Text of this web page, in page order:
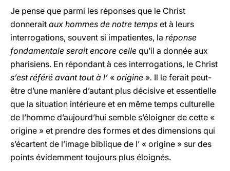
Je pense que parmi les réponses que le Christ
donnerait aux hommes de notre temps et à leurs
interrogations, souvent si impatientes, la réponse
fondamentale serait encore celle qu’il a donnée aux
pharisiens. En répondant à ces interrogations, le Christ
s’est référé avant tout à l’ « origine ». Il le ferait peut-
être d’une manière d’autant plus décisive et essentielle
que la situation intérieure et en même temps culturelle
de l’homme d’aujourd’hui semble s’éloigner de cette «
origine » et prendre des formes et des dimensions qui
s’écartent de l’image biblique de l’ « origine » sur des
points évidemment toujours plus éloignés.